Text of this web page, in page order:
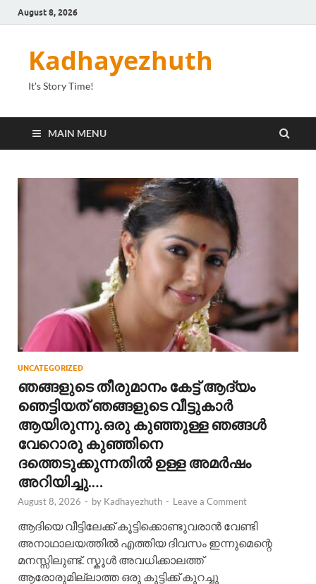
August 8, 2026
Kadhayezhuth
It's Story Time!
MAIN MENU
UNCATEGORIZED
ഞങ്ങളുടെ തീരുമാനം കേട്ട് ആദ്യം
ഞെട്ടിയത് ഞങ്ങളുടെ വീട്ടുകാർ
ആയിരുന്നു.ഒരു കുഞ്ഞുള്ള ഞങ്ങൾ
വേറൊരു കുഞ്ഞിനെ
ദത്തെടുക്കുന്നതിൽ ഉള്ള അമർഷം
അറിയിച്ചു.…
August 8, 2026 - by Kadhayezhuth - Leave a Comment
ആദിയെ വീട്ടിലേക്ക് കൂട്ടിക്കൊണ്ടുവരാൻ വേണ്ടി
അനാഥാലയത്തിൽ എത്തിയ ദിവസം ഇന്നുമെന്റെ
മനസ്സിലുണ്ട്. സ്കൂൾ അവധിക്കാലത്ത്
ആരോരുമില്ലാത്ത ഒരു കുട്ടിക്ക് കുറച്ചു